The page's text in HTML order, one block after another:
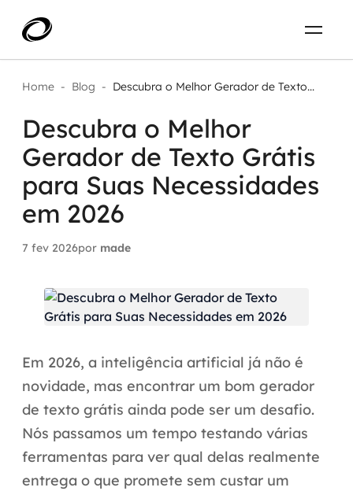
O que resolvemos
Aplicar IA com impacto real
AI / Machine Learning
IA Generativa
Aceleradores de IA
Automação inteligente
Integração de IA
RPA e hiperautomação
AI Day
Projetos
PT-BR
ENTRE EM CONTATO
Home - Blog - Descubra o Melhor Gerador de Texto...
Descubra o Melhor
Gerador de Texto Grátis
para Suas Necessidades
em 2026
7 fev 2026por made
Em 2026, a inteligência artificial já não é
novidade, mas encontrar um bom gerador
de texto grátis ainda pode ser um desafio.
Nós passamos um tempo testando várias
ferramentas para ver qual delas realmente
entrega o que promete sem custar um